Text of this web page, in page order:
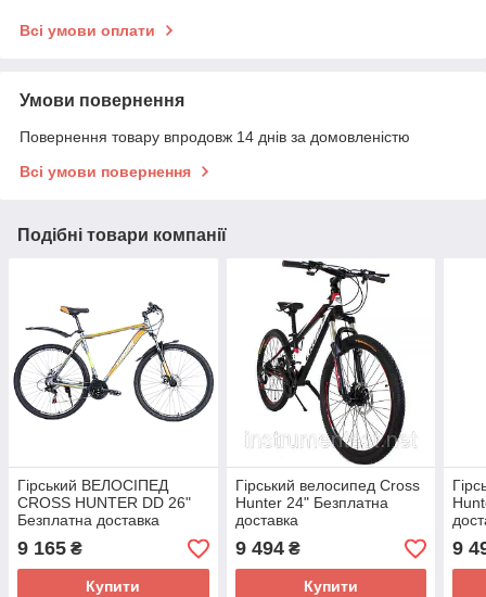
Всі умови оплати
Умови повернення
Повернення товару впродовж 14 днів за домовленістю
Всі умови повернення
Подібні товари компанії
Гірський ВЕЛОСІПЕД
CROSS HUNTER DD 26"
Безплатна доставка
9 165 ₴
Купити
Гірський велосипед Cross
Hunter 24" Безплатна
доставка
9 494₴
Купити
9